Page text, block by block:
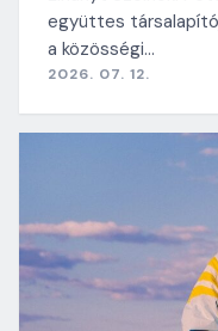
együttes
a közösségi…
2026. 07. 12.